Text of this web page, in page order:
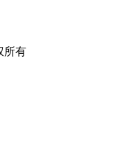
所有